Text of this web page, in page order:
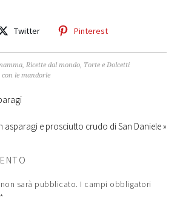
Twitter Pinterest
,Ricette dal mondo, Torte e Dolcetti
con le mandorle
asparagi e prosciutto crudo di San Daniele »
sarà pubblicato. I campi obbligatori
*